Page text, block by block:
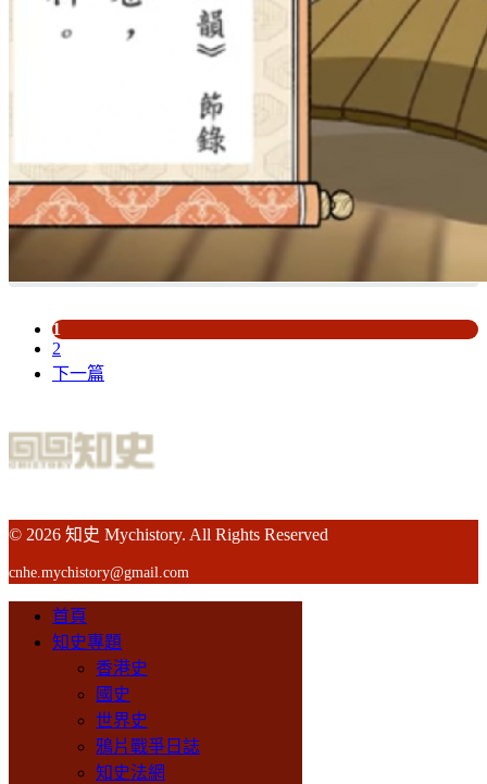
1
2
下一篇
© 2026 知史 Mychistory. All Rights Reserved
cnhe.mychistory@gmail.com
首頁
知史專題
香港史
國史
世界史
鴉片戰爭日誌
知史法網